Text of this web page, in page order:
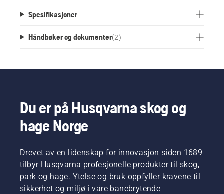
Spesifikasjoner
Håndbøker og dokumenter(2)
Du er på Husqvarna skog og
hage Norge
Drevet av en lidenskap for innovasjon siden 1689
tilbyr Husqvarna profesjonelle produkter til skog,
park og hage. Ytelse og bruk oppfyller kravene til
sikkerhet og miljø i våre banebrytende